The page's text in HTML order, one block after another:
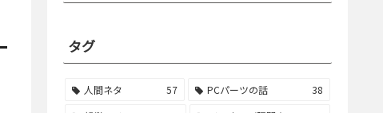
タグ
人間ネタ 57 PCパーツの話
38